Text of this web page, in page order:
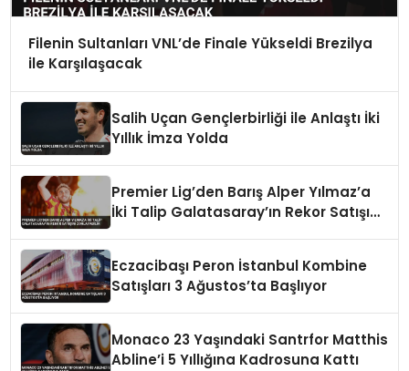
Filenin Sultanları VNL’de Finale Yükseldi Brezilya
ile Karşılaşacak
Salih Uçan Gençlerbirliği ile Anlaştı İki
Yıllık İmza Yolda
Premier Lig’den Barış Alper Yılmaz’a
İki Talip Galatasaray’ın Rekor Satışını
Eczacibaşı Peron İstanbul Kombine
Satışları 3 Ağustos’ta Başlıyor
Monaco 23 Yaşındaki Santrfor Matthis
Abline’i 5 Yıllığına Kadrosuna Kattı